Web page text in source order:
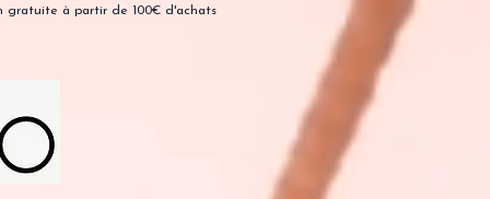
gratuite à partir de 100€ d'achats